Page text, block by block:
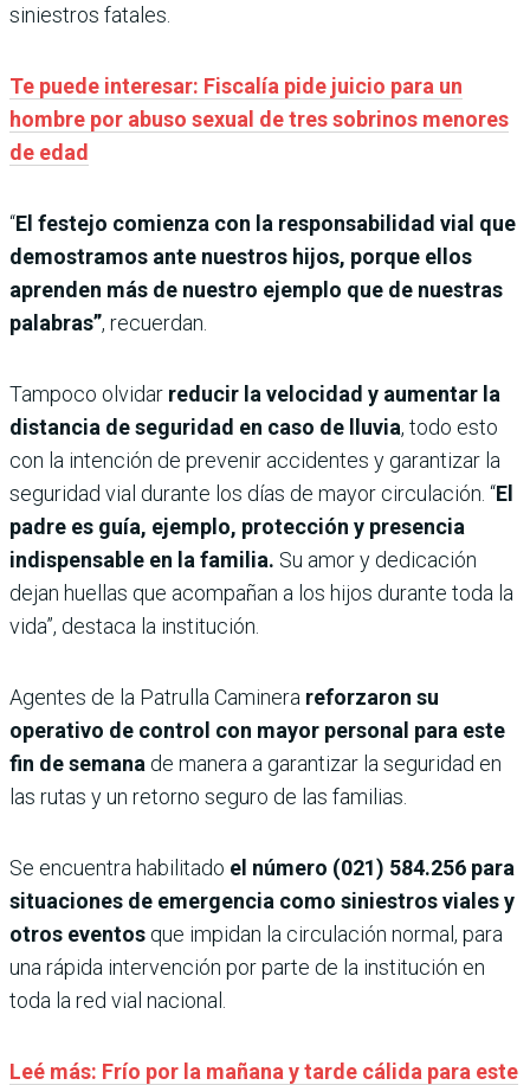
siniestros fatales.
Te puede interesar: Fiscalía pide juicio para un
hombre por abuso sexual de tres sobrinos menores
de edad
“El festejo comienza con la responsabilidad vial que
demostramos ante nuestros hijos, porque ellos
aprenden más de nuestro ejemplo que de nuestras
palabras”, recuerdan.
Tampoco olvidar reducir la velocidad y aumentar la
distancia de seguridad en caso de lluvia, todo esto
con la intención de prevenir accidentes y garantizar la
seguridad vial durante los días de mayor circulación. “El
padre es guía, ejemplo, protección y presencia
indispensable en la familia. Su amor y dedicación
dejan huellas que acompañan a los hijos durante toda la
vida”, destaca la institución.
Agentes de la Patrulla Caminera reforzaron su
operativo de control con mayor personal para este
fin de semana de manera a garantizar la seguridad en
las rutas y un retorno seguro de las familias.
Se encuentra habilitado el número (021) 584.256 para
situaciones de emergencia como siniestros viales y
otros eventos que impidan la circulación normal, para
una rápida intervención por parte de la institución en
toda la red vial nacional.
Leé más: Frío por la mañana y tarde cálida para este